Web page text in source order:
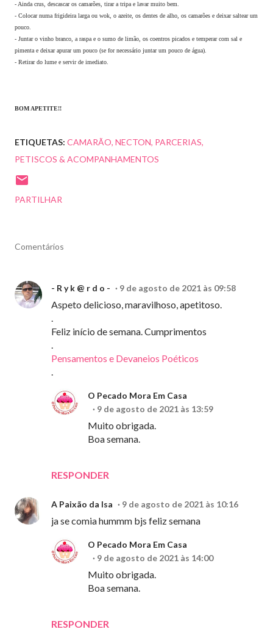
- Ainda crus, descascar os camarões, tirar a tripa e lavar muito bem.
- Colocar numa frigideira larga ou wok, o azeite, os dentes de alho, os camarões e deixar saltear um
pouco.
- Juntar o vinho branco, a raspa e o sumo de limão, os coentros picados e temperar com sal e
pimenta e deixar apurar um pouco (se for necessário juntar um pouco de água).
- Retirar do lume e servir de imediato.
BOM APETITE!!
ETIQUETAS: CAMARÃO NECTON PARCERIAS
PETISCOS & ACOMPANHAMENTOS
PARTILHAR
Comentários
- R y k @ r d o - 9 de agosto de 2021 às 09:58
Aspeto delicioso, maravilhoso, apetitoso.
.
Feliz início de semana. Cumprimentos
.
Pensamentos e Devaneios Poéticos
.
RESPONDER
O Pecado Mora Em Casa
9 de agosto de 2021 às 13:59
Muito obrigada.
Boa semana.
A Paixão da Isa 9 de agosto de 2021 às 10:16
ja se comia hummm bjs feliz semana
RESPONDER
O Pecado Mora Em Casa
9 de agosto de 2021 às 14:00
Muito obrigada.
Boa semana.